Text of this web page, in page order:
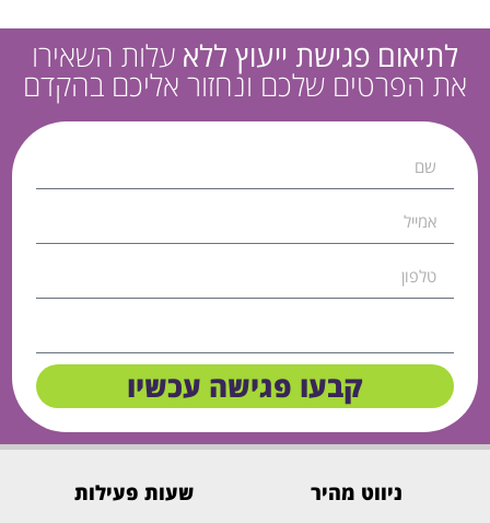
לתיאום פגישת ייעוץ ללא עלות השאירו
את הפרטים שלכם ונחזור אליכם בהקדם
קבעו פגישה עכשיו
ניווט מהיר שעות פעילות